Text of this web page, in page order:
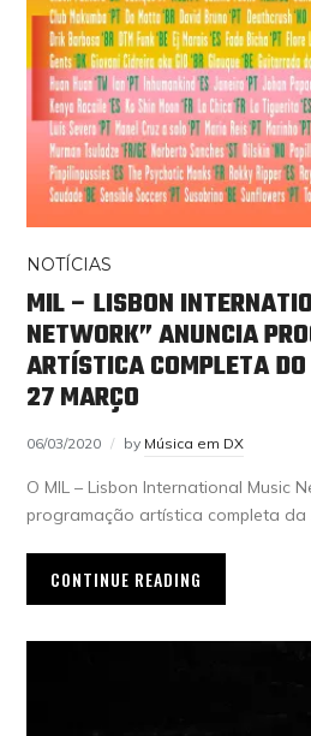
NOTÍCIAS
MIL – LISBON
NETWORK” ANUNCIA
ARTÍSTICA COMPLETA
27 MARÇO
06/03/2020 by Música em DX
O MIL – Lisbon International Music
programação artística completa
CONTINUE READING